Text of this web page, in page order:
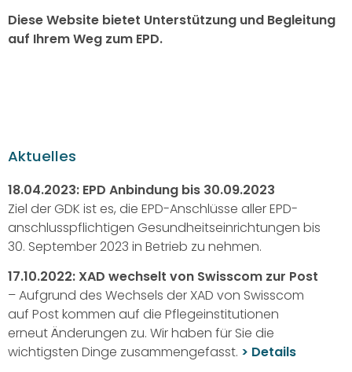
Diese Website bietet Unterstützung und Begleitung
auf Ihrem Weg zum EPD.
Aktuelles
18.04.2023: EPD Anbindung bis 30.09.2023
Ziel der GDK ist es, die EPD-Anschlüsse aller EPD-
anschlusspflichtigen Gesundheitseinrichtungen bis
30. September 2023 in Betrieb zu nehmen.
17.10.2022: XAD wechselt von Swisscom zur Post
– Aufgrund des Wechsels der XAD von Swisscom
auf Post kommen auf die Pflegeinstitutionen
erneut Änderungen zu. Wir haben für Sie die
wichtigsten Dinge zusammengefasst. > Details